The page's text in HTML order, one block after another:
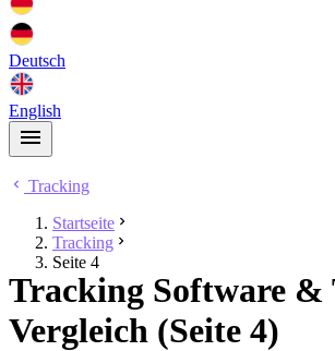
Deutsch
English
Tracking
Startseite
Tracking
Seite 4
Tracking Software &
Vergleich (Seite 4)